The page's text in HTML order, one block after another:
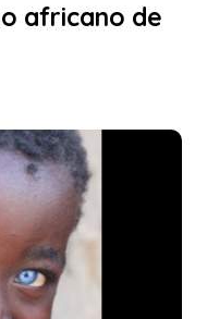
africano de